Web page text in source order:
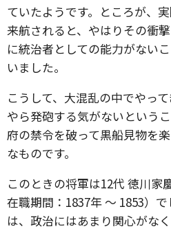
ていたようです。ところが、
来航されると、やはりその衝
に統治者としての能力がない
いました。
こうして、大混乱の中でやっ
やら発砲する気がないという
府の禁令を破って黒船見物を
なものです。
このときの将軍は12代 徳川
在職期間：1837年 ～ 1853）
は、政治にはあまり関心がな